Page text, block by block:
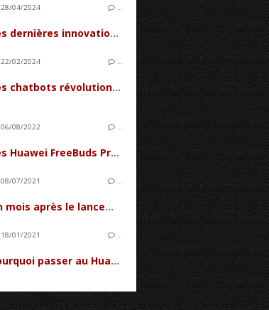
28/04/2024 …
Les dernières innovations dans le domaine des lunettes connectées
22/02/2024 …
Les chatbots révolutionnent le service client
06/08/2022 …
Les Huawei FreeBuds Pro 2, des écouteurs premiums au meilleur prix
08/07/2021 …
Un mois après le lancement, la base d'utilisateurs d'HarmonyOS 2 compte 25 millions d'utilisateurs
18/01/2021 …
Pourquoi passer au Huawei P40 lite ? Un Smartphone bien équilibré